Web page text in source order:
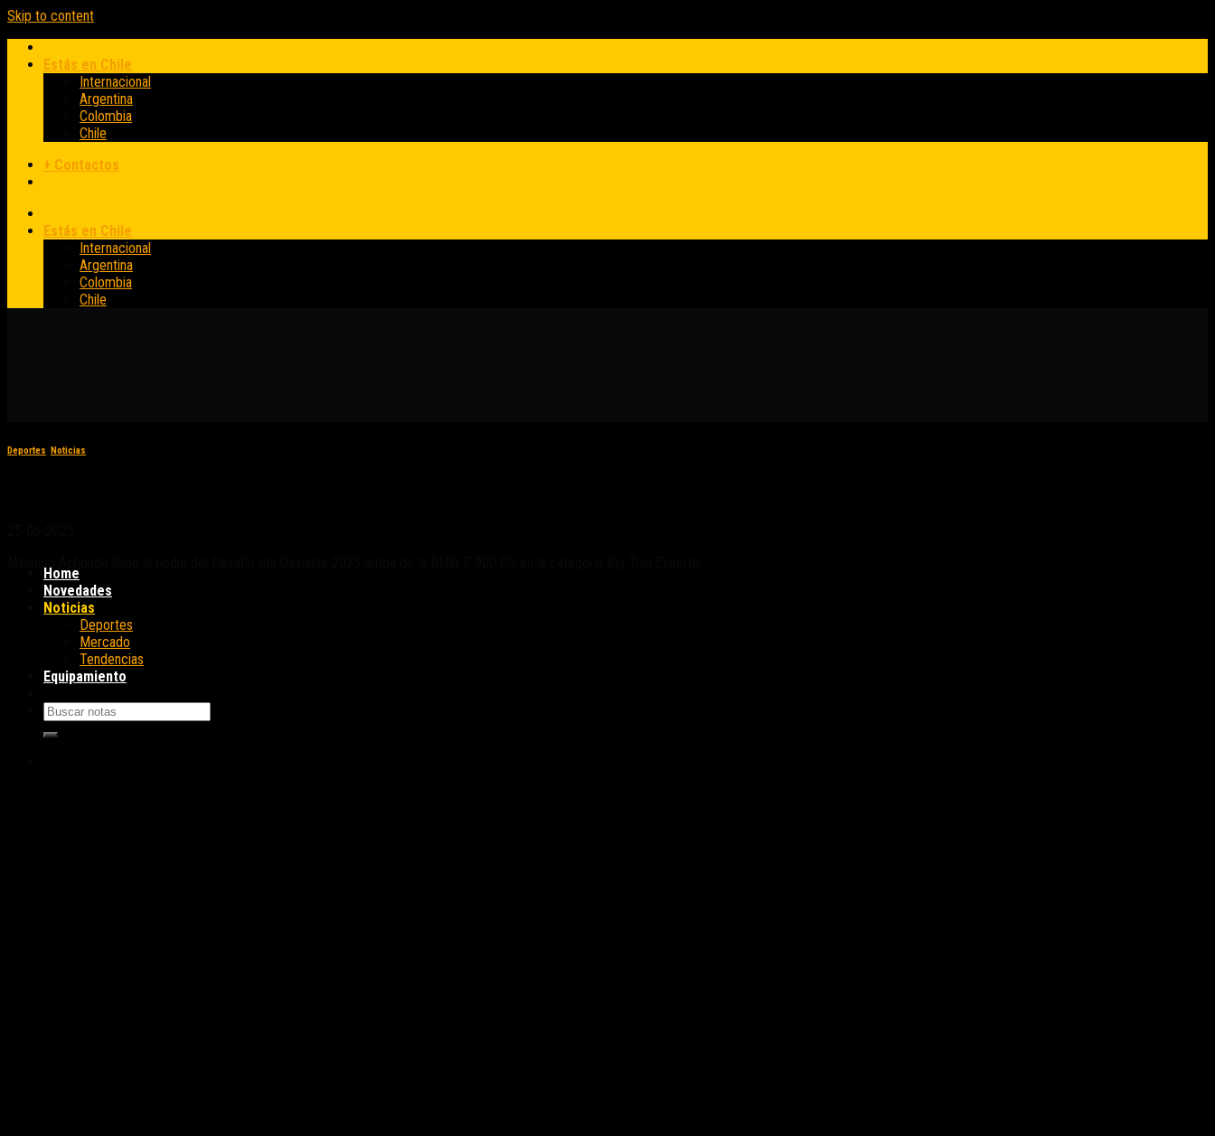
Skip to content
Estás en Chile
Internacional
Argentina
Colombia
Chile
+ Contactos
Estás en Chile
Internacional
Argentina
Colombia
Chile
Home
Novedades
Noticias
Deportes
Mercado
Tendencias
Equipamiento
Deportes Noticias